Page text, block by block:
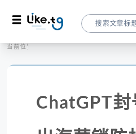
当前位置：
ChatGPT封